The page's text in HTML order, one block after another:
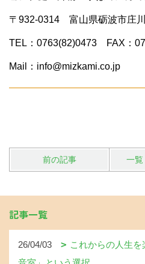
〒932-0314 富山県砺波市庄
TEL：0763(82)0473 FAX：
Mail：info@mizkami.co.jp
前の記事 一覧
記事一覧
26/04/03
これからの人生